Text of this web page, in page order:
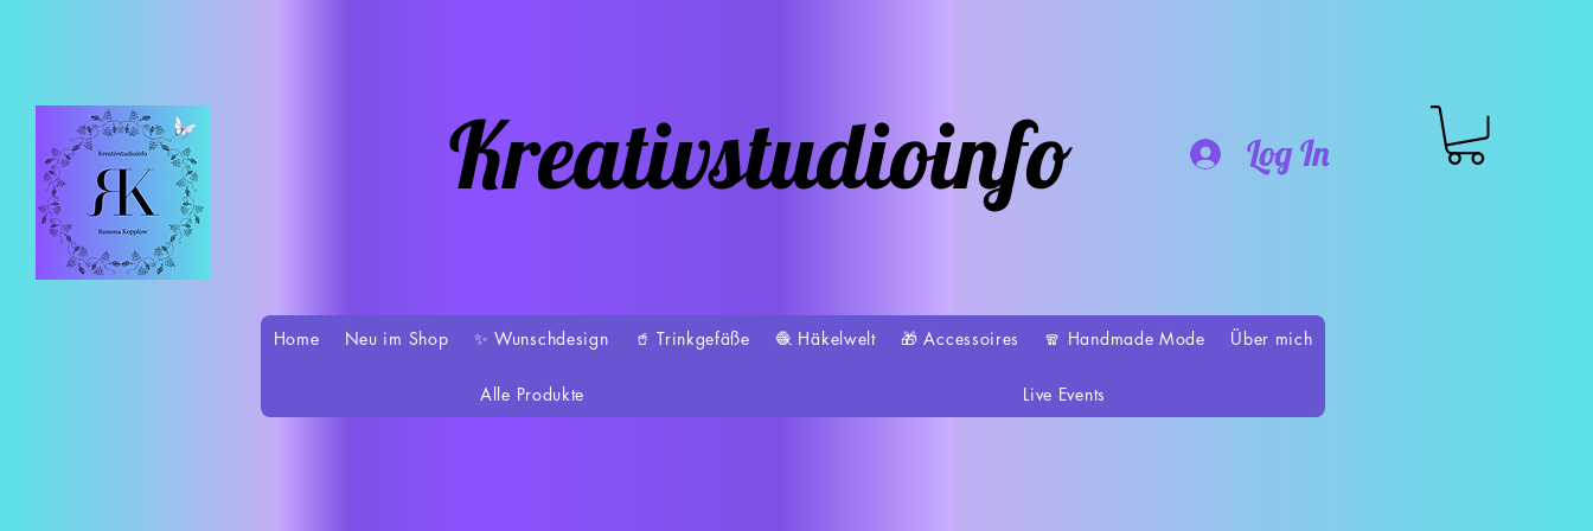
Kreativstudioinfo Log In
Home Neu im Shop ✨ Wunschdesign 🥤 Trinkgefäße 🧶 Häkelwelt 🎁 Accessoires 🧣 Handmade Mode Über mich
Alle Produkte Live Events